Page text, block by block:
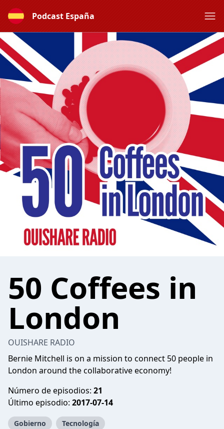
Podcast España
50 Coffees in
London
OUISHARE RADIO
Bernie Mitchell is on a mission to connect 50 people in
London around the collaborative economy!
Número de episodios: 21
Último episodio: 2017-07-14
Gobierno Tecnología